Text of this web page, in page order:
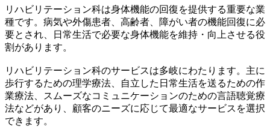
リハビリテーション科は身体機能の回復を提供する重要な業
種です。病気や外傷患者、高齢者、障がい者の機能回復に必
要とされ、日常生活で必要な身体機能を維持・向上させる役
割があります。
リハビリテーション科のサービスは多岐にわたります。主に
歩行するための理学療法、自立した日常生活を送るための作
業療法、スムーズなコミュニケーションのための言語聴覚療
法などがあり、顧客のニーズに応じて最適なサービスを選択
できます。